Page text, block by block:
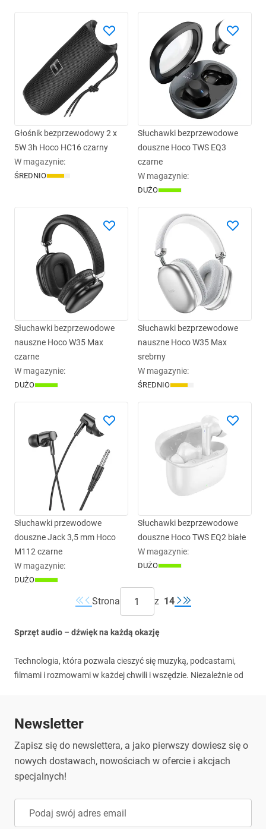
Głośnik bezprzewodowy 2 x
5W 3h Hoco HC16 czarny
W magazynie:
ŚREDNIO
Słuchawki bezprzewodowe
douszne Hoco TWS EQ3
czarne
W magazynie:
DUŻO
Słuchawki bezprzewodowe
nauszne Hoco W35 Max
czarne
W magazynie:
DUŻO
Słuchawki bezprzewodowe
nauszne Hoco W35 Max
srebrny
W magazynie:
ŚREDNIO
Słuchawki przewodowe
douszne Jack 3,5 mm Hoco
M112 czarne
W magazynie:
DUŻO
Słuchawki bezprzewodowe
douszne Hoco TWS EQ2 białe
W magazynie:
DUŻO
Strona z 14
Sprzęt audio – dźwięk na każdą okazję
Technologia, która pozwala cieszyć się muzyką, podcastami,
filmami i rozmowami w każdej chwili i wszędzie. Niezależnie od
dostarczy Ci niezapomnianych wrażeń dźwiękowych. W naszej
bezprzewodowe, mikrofony bezprzewodowe oraz zestawy do
karaoke, które zaspokoją wszystkie Twoje potrzeby audio.
Głośniki Bluetooth – mobilność, moc i doskonała jakość
Urządzenia, które zapewniają wygodę słuchania muzyki w
Newsletter
Zapisz się do newslettera, a jako pierwszy dowiesz się o
nowych dostawach, nowościach w ofercie i akcjach
specjalnych!